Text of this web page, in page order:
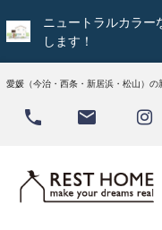
ニュートラルカラ
します！
愛媛（今治・西条・新居浜・松山）の
 